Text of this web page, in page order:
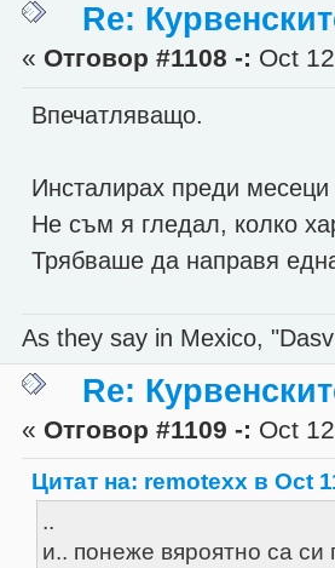
Re:
« Отговор #1108 -: Oct
Впечатляващо.
Инсталирах преди
Не съм я гледал, колко
Трябваше да направя
As they say in Mexico,
Re:
« Отговор #1109 -: Oct
Цитат на: remotexx в Oct
..
и.. понеже вяроятно са